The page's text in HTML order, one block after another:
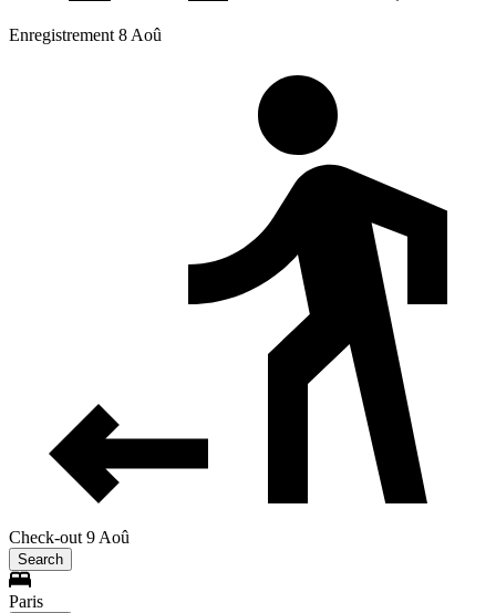
Enregistrement 8 Aoû
Check-out 9 Aoû
Search
Paris